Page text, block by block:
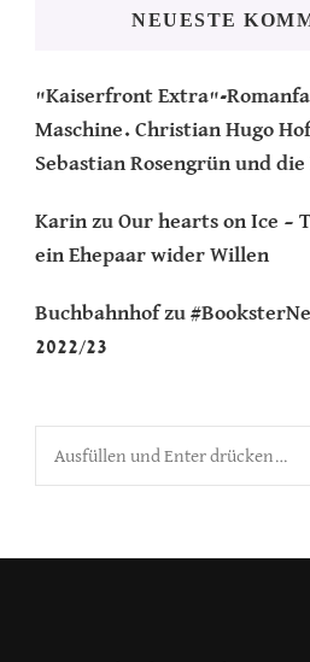
NEUESTE
"Kaiserfront Extra"-
Maschine. Christian Hugo
Sebastian Rosengrün und die
Karin zu Our hearts on Ice –
ein Ehepaar wider Willen
Buchbahnhofzu
2022/23
Suchst
du